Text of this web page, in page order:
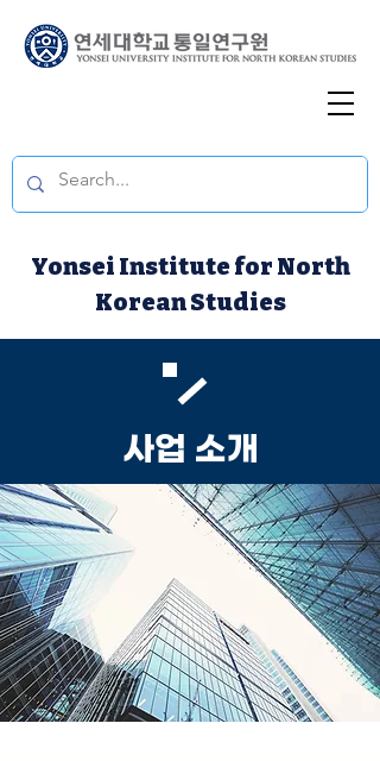
Yonsei Institute for North
Korean Studies
사업 소개